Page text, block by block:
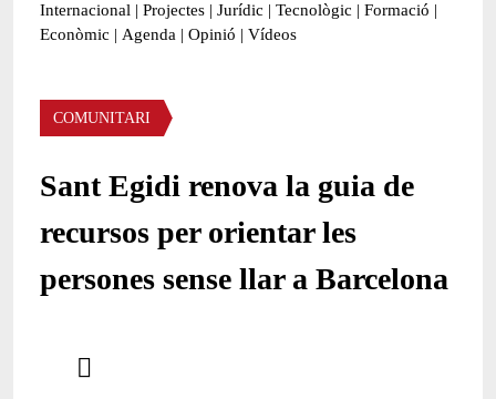
Internacional | Projectes | Jurídic | Tecnològic | Formació |
Econòmic | Agenda | Opinió | Vídeos
Àmbit de la notícia
COMUNITARI
Sant Egidi renova la guia de
recursos per orientar les
persones sense llar a Barcelona